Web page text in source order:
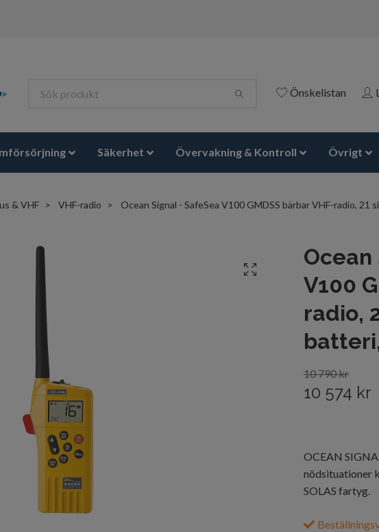
Önskelistan
Säkerhet Övervakning & Kontroll Övrigt
& VHF VHF-radio Ocean Signal - SafeSea V100 GMDSS bärbar VHF-radio,
Ocean
V100
radio,
10 790 kr
10 574 kr
OCEAN
nödsituationer
SOLAS fartyg.